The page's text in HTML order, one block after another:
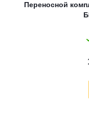
Переносной